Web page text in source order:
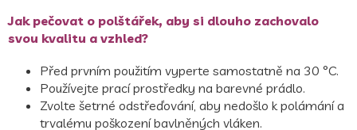
Jak pečovat o polštářek, aby si dlouho zachovalo
svou kvalitu a vzhled?
Před prvním použitím vyperte samostatně na 30 °C.
Používejte prací prostředky na barevné prádlo.
Zvolte šetrné odstřeďování, aby nedošlo k polámání a
trvalému poškození bavlněných vláken.